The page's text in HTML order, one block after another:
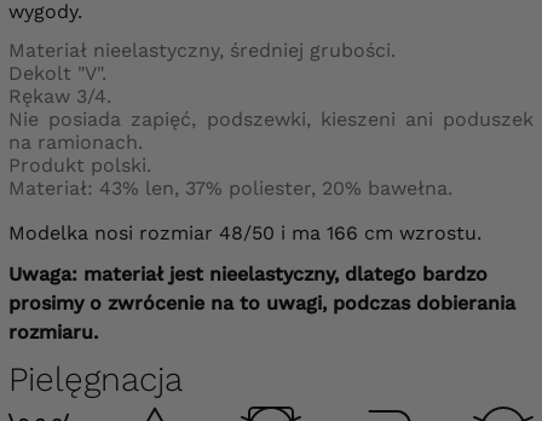
wygody.
Materiał nieelastyczny, średniej grubości.
Dekolt "V".
Rękaw 3/4.
Nie posiada zapięć, podszewki, kieszeni ani poduszek
na ramionach.
Produkt polski.
Materiał: 43% len, 37% poliester, 20% bawełna.
Modelka nosi rozmiar 48/50 i ma 166 cm wzrostu.
Uwaga: materiał jest nieelastyczny, dlatego bardzo
prosimy o zwrócenie na to uwagi, podczas dobierania
rozmiaru.
Pielęgnacja